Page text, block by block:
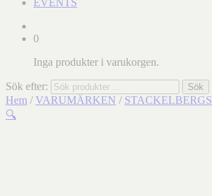
EVENTS
0
Inga produkter i varukorgen.
Sök efter: Sök
Hem / VARUMÄRKEN / STACKELBERGS
🔍